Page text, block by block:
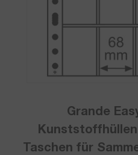
Grande
Taschen für